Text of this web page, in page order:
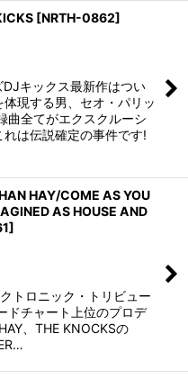
[NRTH-0862]
キックス最新作はつい
現する男、セオ・パリッ
曲全てがエクスクルーシ
は伝説確定の事件です!
HAY/COME AS YOU
AS HOUSE AND
]
トロニック・トリビュー
ドチャート上位のプロデ
、THE KNOCKSの